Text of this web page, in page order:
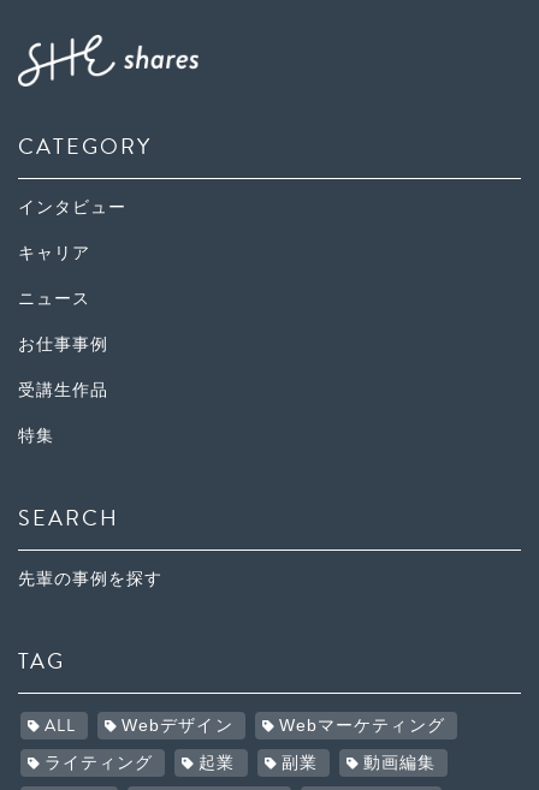
CATEGORY
インタビュー
キャリア
ニュース
お仕事事例
受講生作品
特集
SEARCH
先輩の事例を探す
TAG
ALL Webデザイン Webマーケティング
ライティング 起業 副業 動画編集